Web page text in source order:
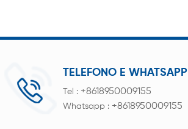
TELEFONO E WHATSAPP
Tel : +8618950009155
Whatsapp : +8618950009155